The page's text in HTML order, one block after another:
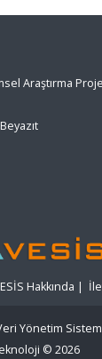
Araştırma
Hakkında |
Yönetim
© 2026